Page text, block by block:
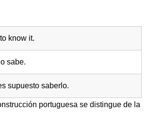
know it.
sabe.
supuesto saberlo.
portuguesa se distingue de la